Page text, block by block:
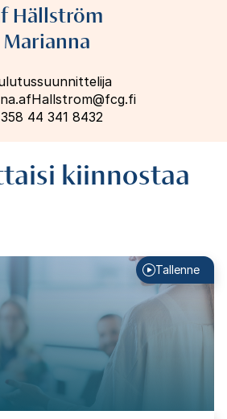
Hällström
Marianna
44 341 8432
kiinnostaa
Tallenne